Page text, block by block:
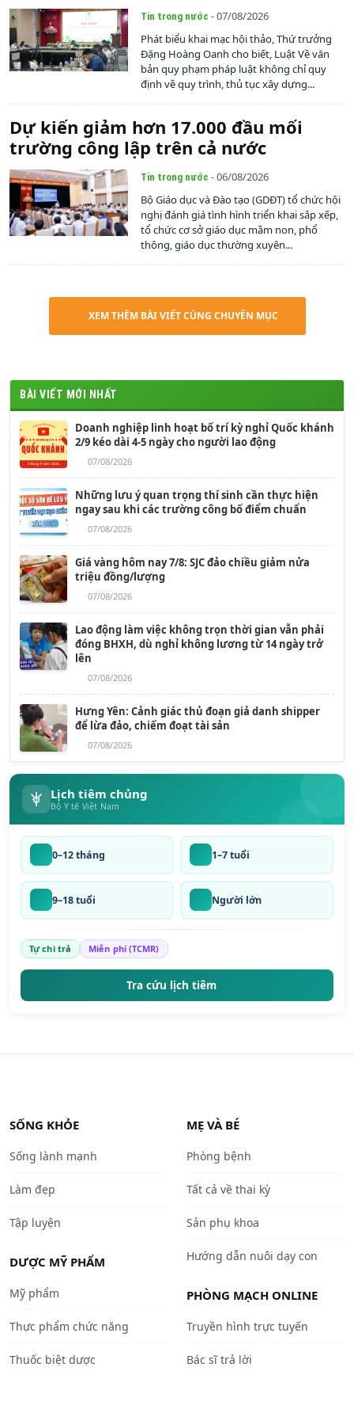
Tin trong nước - 07/08/2026
Phát biểu khai mạc hội thảo, Thứ trưởng
Đặng Hoàng Oanh cho biết, Luật Về văn
bản quy phạm pháp luật không chỉ quy
định về quy trình, thủ tục xây dựng...
Dự kiến giảm hơn 17.000 đầu mối
trường công lập trên cả nước
Tin trong nước - 06/08/2026
Bộ Giáo dục và Đào tạo (GDĐT) tổ chức hội
nghị đánh giá tình hình triển khai sắp xếp,
tổ chức cơ sở giáo dục mầm non, phổ
thông, giáo dục thường xuyên...
XEM THÊM BÀI VIẾT CÙNG CHUYÊN MỤC
BÀI VIẾT MỚI NHẤT
Doanh nghiệp linh hoạt bố trí kỳ nghỉ Quốc khánh
2/9 kéo dài 4-5 ngày cho người lao động
07/08/2026
Những lưu ý quan trọng thí sinh cần thực hiện
ngay sau khi các trường công bố điểm chuẩn
07/08/2026
Giá vàng hôm nay 7/8: SJC đảo chiều giảm nửa
triệu đồng/lượng
07/08/2026
Lao động làm việc không trọn thời gian vẫn phải
đóng BHXH, dù nghỉ không lương từ 14 ngày trở
lên
07/08/2026
Hưng Yên: Cảnh giác thủ đoạn giả danh shipper
để lừa đảo, chiếm đoạt tài sản
07/08/2026
Lịch tiêm chủng
Bộ Y tế Việt Nam
0–12 tháng 1–7 tuổi
9–18 tuổi Người lớn
Tự chi trả Miễn phí (TCMR)
Tra cứu lịch tiêm
SỐNG KHỎE
Sống lành mạnh
Làm đẹp
Tập luyện
DƯỢC MỸ PHẨM
Mỹ phẩm
Thực phẩm chức năng
Thuốc biệt dược
MẸ VÀ BÉ
Phòng bệnh
Tất cả về thai kỳ
Sản phụ khoa
Hướng dẫn nuôi dạy con
PHÒNG MẠCH ONLINE
Truyền hình trực tuyến
Bác sĩ trả lời